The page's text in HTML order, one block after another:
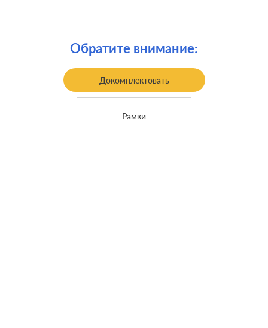
возможностью накладного монтажа
Класс защиты:
Обратите внимание:
Докомплектовать
Рамки